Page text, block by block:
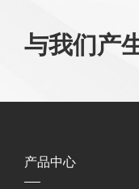
与我们产
产品中心